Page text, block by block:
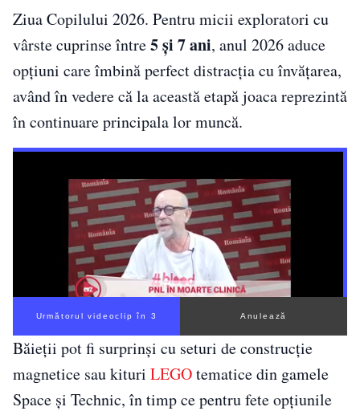
Ziua Copilului 2026. Pentru micii exploratori cu
vârste cuprinse între5 și 7 ani, anul 2026 aduce
opțiuni care îmbină perfect distracția cu învățarea,
având în vedere că la această etapă joaca reprezintă
în continuare principala lor muncă.
Următorul videoclip în 2 Anulează
Băieții pot fi surprinși cu seturi de construcție
magnetice sau kituri LEGOtematice din gamele
Space și Technic, în timp ce pentru fete opțiunile